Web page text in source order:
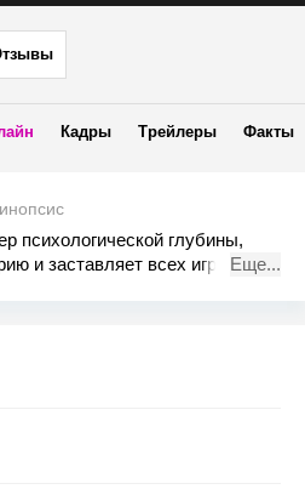
Кадры Трейлеры Факты
психологической глубины,
и заставляет всех играть по
Еще...